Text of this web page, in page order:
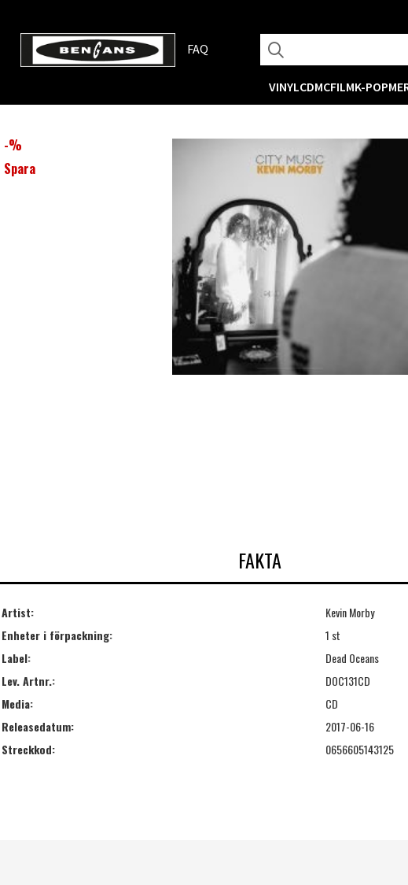
FAQ
VINYLCDMCFILMK-POP
-%
Spara
FAKTA
Artist:
Kevin Morby
Enheter i förpackning:
1 st
Label:
Dead Oceans
Lev. Artnr.:
DOC131CD
Media:
CD
Releasedatum:
2017-06-16
Streckkod:
0656605143125